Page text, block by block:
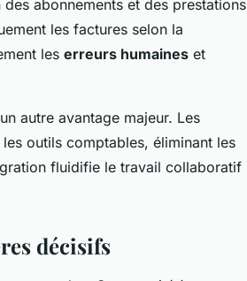
abonnements et des prestations
les factures selon la
les erreurs humaines et
autre avantage majeur. Les
outils comptables, éliminant les
fluidifie le travail collaboratif
décisifs